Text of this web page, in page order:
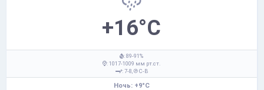
+16°C
: 89-91%
: 1017-1009 мм рт.ст.
: 7-8,
С-В
Ночь: +9°C